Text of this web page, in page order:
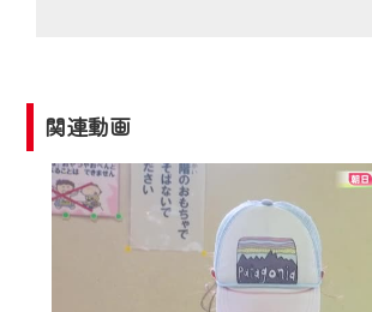
関連動画
2024年9月24日からはご加入者
ビス向上のため、
『CCNet Web TV』を利用いた
一部コンテンツを除き、
CCNetサービスへの加入と『
ページ※』へのログインが必要